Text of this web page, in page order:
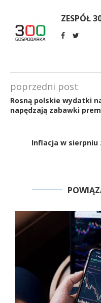
ZESPÓŁ
poprzedni post
Rosną polskie wydatki
napędzają zabawki
Inflacja w sierpniu